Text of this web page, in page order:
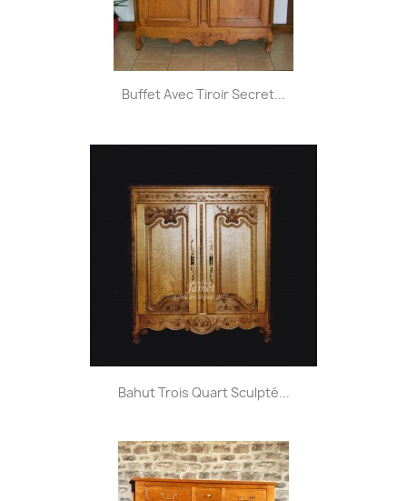
Buffet Avec Tiroir Secret...
Bahut Trois Quart Sculpté...